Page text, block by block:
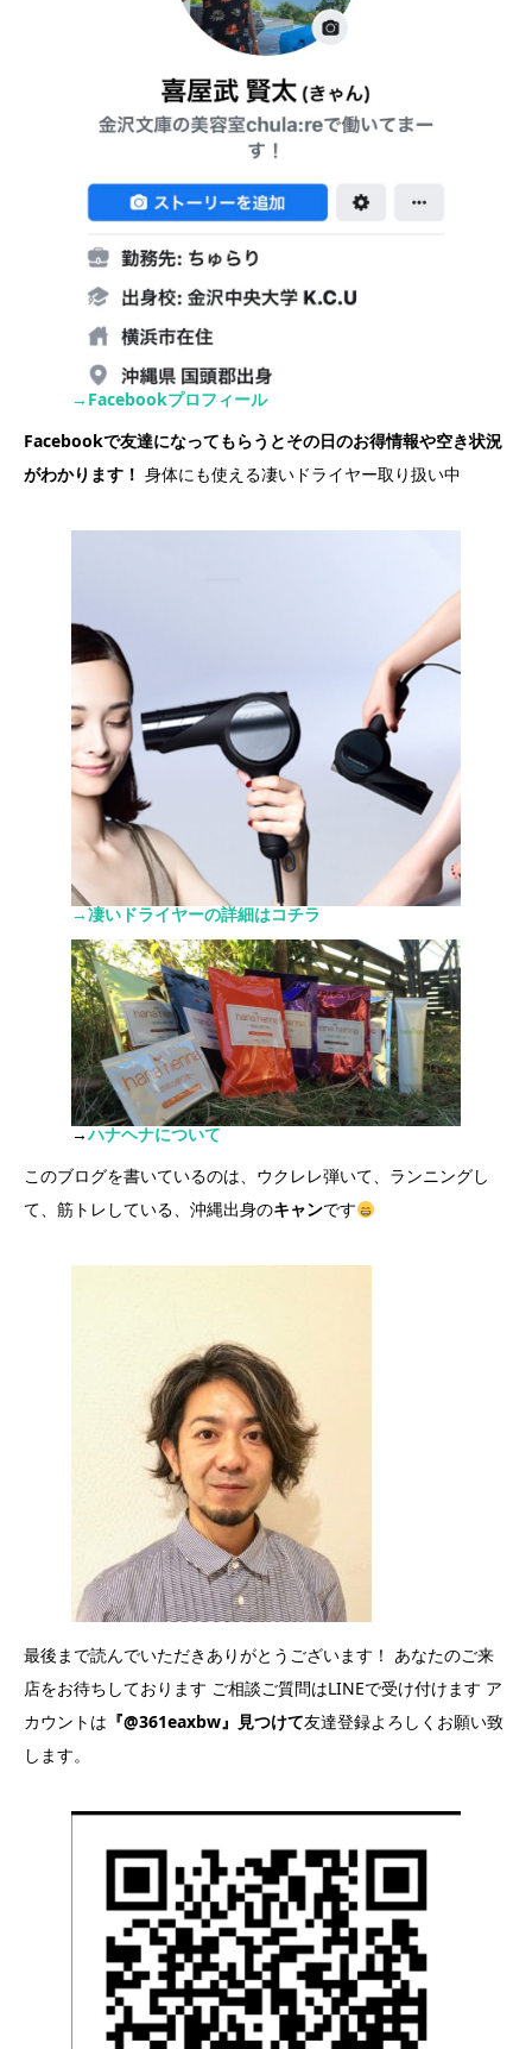
→Facebookプロフィール
Facebookで友達になってもらうとその日のお得情報や空き状況
がわかります！ 身体にも使える凄いドライヤー取り扱い中
→凄いドライヤーの詳細はコチラ
→ハナヘナについて
このブログを書いているのは、ウクレレ弾いて、ランニングし
て、筋トレしている、沖縄出身のキャンです
最後まで読んでいただきありがとうございます！ あなたのご来
店をお待ちしております ご相談ご質問はLINEで受け付けます ア
カウントは 『@361eaxbw』見つけて友達登録よろしくお願い致
します。